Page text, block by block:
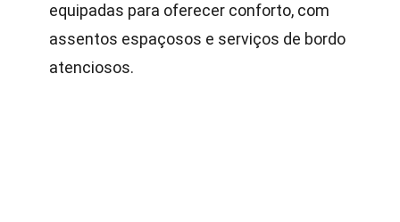
equipadas para oferecer conforto, com
assentos espaçosos e serviços de bordo
atenciosos.